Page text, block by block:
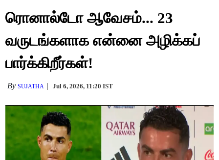
ரொனால்டோ ஆவேசம்... 23
வருடங்களாக என்னை அழிக்கப்
பார்க்கிறீர்கள்!
BySUJATHA Jul 6, 2026, 11:20 IST